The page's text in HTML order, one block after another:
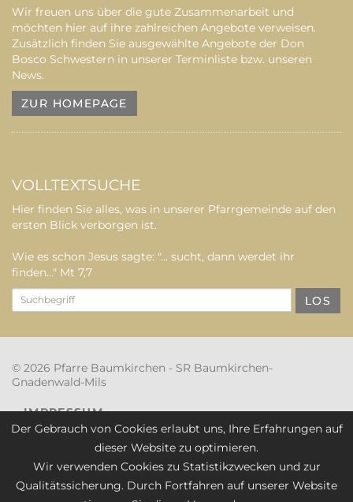
Der Gebrauch von Cookies erlaubt uns, Ihre Erfahrungen auf
dieser Website zu optimieren.
Wir verwenden Cookies zu Statistikzwecken und zur
Qualitätssicherung. Durch Fortfahren auf unserer Website
Wir freuen uns über die gute Zusammenarbeit und
möchten hier auf ihre zahlreichen Angebote verweisen.
Zusätzlich finden Sie ausgewählte Angebote der Don
Bosco Schwestern in unserer Terminliste bzw. unseren
News.
ZUR HOMEPAGE
VOLLTEXTSUCHE
Hier finden Sie alles, was in unserer Pfarrgemeinde auf den
ersten Blick verborgen ist.
Wie es schon Jesus sagte: "... sucht, dann werdet ihr
finden..." Mt 7,7
LOS
© 2026 Pfarre Baumkirchen - SR Baumkirchen-
Gnadenwald-Mils
IMPRESSUM
DOWNLOAD
SITEMAP